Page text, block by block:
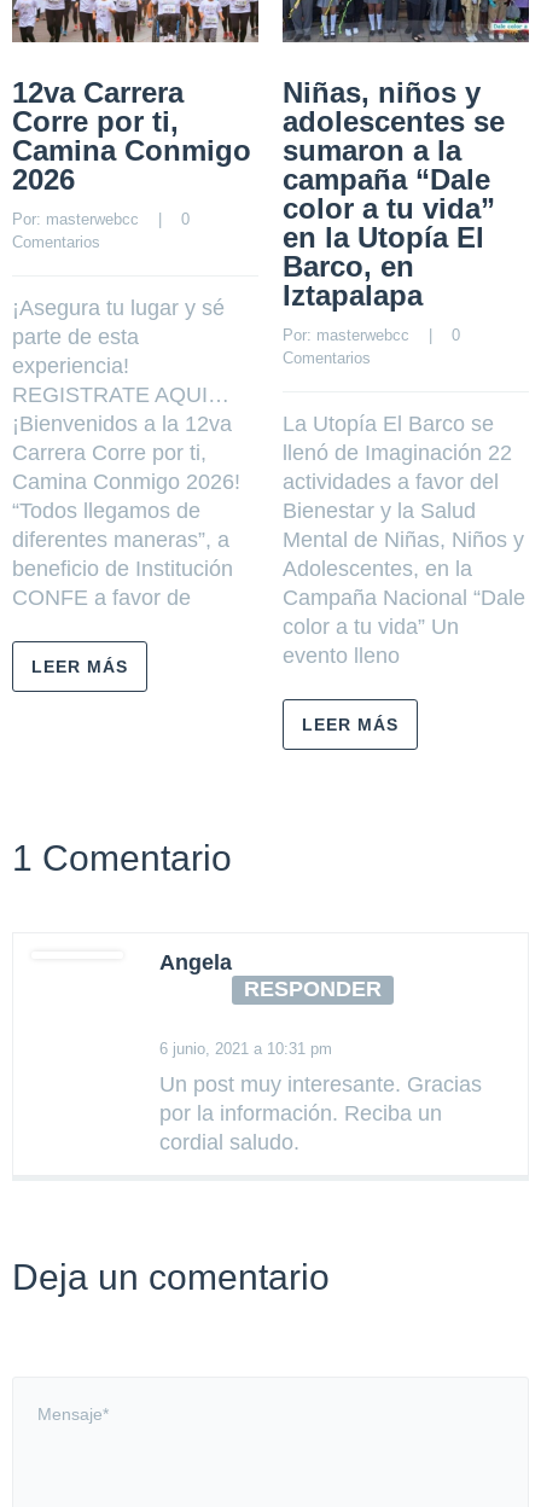
12va Carrera
Corre por ti,
Camina Conmigo
2026
Por: masterwebcc
0
Comentarios
¡Asegura tu lugar y sé
parte de esta
experiencia!
REGISTRATE AQUI…
¡Bienvenidos a la 12va
Carrera Corre por ti,
Camina Conmigo 2026!
“Todos llegamos de
diferentes maneras”, a
beneficio de Institución
CONFE a favor de
LEER MÁS
Niñas, niños y
adolescentes se
sumaron a la
campaña “Dale
color a tu vida”
en la Utopía El
Barco, en
Iztapalapa
Por: masterwebcc
0
Comentarios
La Utopía El Barco se
llenó de Imaginación 22
actividades a favor del
Bienestar y la Salud
Mental de Niñas, Niños y
Adolescentes, en la
Campaña Nacional “Dale
color a tu vida” Un
evento lleno
LEER MÁS
1 Comentario
Angela
RESPONDER
6 junio, 2021 a 10:31 pm
Un post muy interesante. Gracias
por la información. Reciba un
cordial saludo.
Deja un comentario